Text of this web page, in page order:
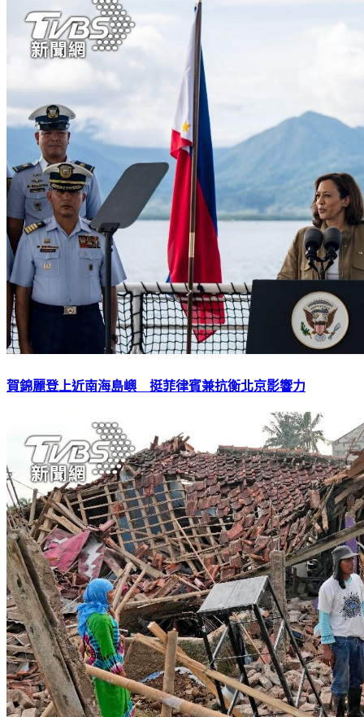
賀錦麗登上近南海島嶼 挺菲律賓兼抗衡北京影響力